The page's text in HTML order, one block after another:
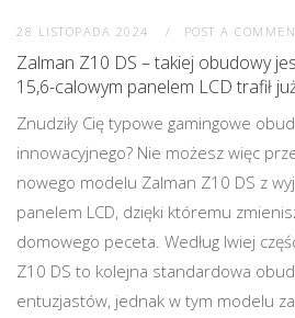
28 LISTOPADA 2024 POST A
Zalman Z10 DS – takiej obudowy
15,6-calowym panelem LCD trafił
Znudziły Cię typowe gamingowe
innowacyjnego? Nie możesz więc
nowego modelu Zalman Z10 DS z
panelem LCD, dzięki któremu
domowego peceta. Według lwiej
Z10 DS to kolejna standardowa
entuzjastów, jednak w tym modelu